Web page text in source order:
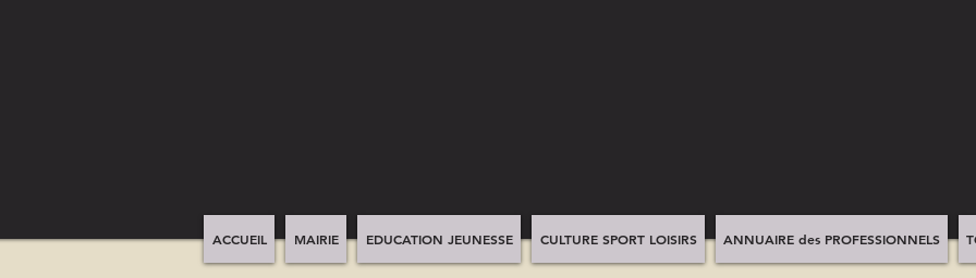
ACCUEIL MAIRIE EDUCATION JEUNESSE CULTURE SPORT LOISIRS ANNUAIRE des PROFESSIONNELS